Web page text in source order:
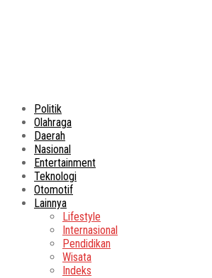
Politik
Olahraga
Daerah
Nasional
Entertainment
Teknologi
Otomotif
Lainnya
Lifestyle
Internasional
Pendidikan
Wisata
Indeks